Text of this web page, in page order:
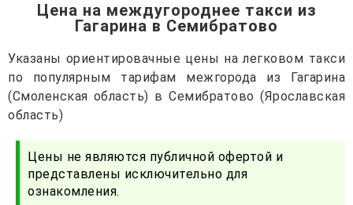
Цена на междугороднее такси из
Гагарина в Семибратово
Указаны ориентировачные цены на легковом такси
по популярным тарифам межгорода из Гагарина
(Смоленская область) в Семибратово (Ярославская
область)
Цены не являются публичной офертой и
представлены исключительно для
ознакомления.